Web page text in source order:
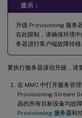
提示：
升级 Provisioning 服务
在此限制，请确保环境
务器进行客户端故障转移
要执行服务器滚动升级，请
在 MMC 中打开服务管
Provisioning Stream
器的所有目标设备均故
Provisioning 服务器和